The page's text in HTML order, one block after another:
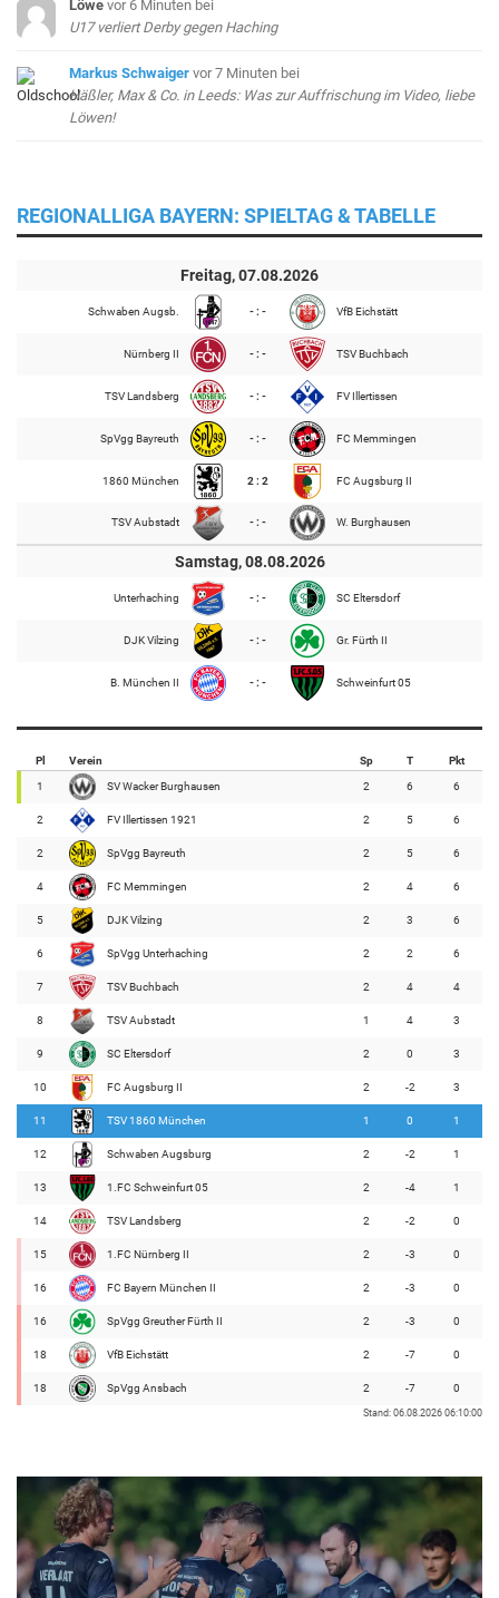
Löwe vor 6 Minuten bei
U17 verliert Derby gegen Haching
Markus Schwaiger vor 7 Minuten bei
Häßler, Max & Co. in Leeds: Was zur Auffrischung im Video, liebe
Löwen!
REGIONALLIGA BAYERN: SPIELTAG & TABELLE
Freitag, 07.08.2026
Schwaben Augsb. - : - VfB Eichstätt
Nürnberg II - : - TSV Buchbach
TSV Landsberg - : - FV Illertissen
SpVgg Bayreuth - : - FC Memmingen
1860 München 2 : 2 FC Augsburg II
TSV Aubstadt - : - W. Burghausen
Samstag, 08.08.2026
Unterhaching - : - SC Eltersdorf
DJK Vilzing - : - Gr. Fürth II
B. München II - : - Schweinfurt 05
Pl Verein Sp T Pkt
1 SV Wacker Burghausen 2 6 6
2 FV Illertissen 1921 2 5 6
2 SpVgg Bayreuth 2 5 6
4 FC Memmingen 2 4 6
5 DJK Vilzing 2 3 6
6 SpVgg Unterhaching 2 2 6
7 TSV Buchbach 2 4 4
8 TSV Aubstadt 1 4 3
9 SC Eltersdorf 2 0 3
10 FC Augsburg II 2 -2 3
11 TSV 1860 München 1 0 1
12 Schwaben Augsburg 2 -2 1
13 1.FC Schweinfurt 05 2 -4 1
14 TSV Landsberg 2 -2 0
15 1.FC Nürnberg II 2 -3 0
16 FC Bayern München II 2 -3 0
16 SpVgg Greuther Fürth II 2 -3 0
18 VfB Eichstätt 2 -7 0
18 SpVgg Ansbach 2 -7 0
Stand: 06.08.2026 06:10:00